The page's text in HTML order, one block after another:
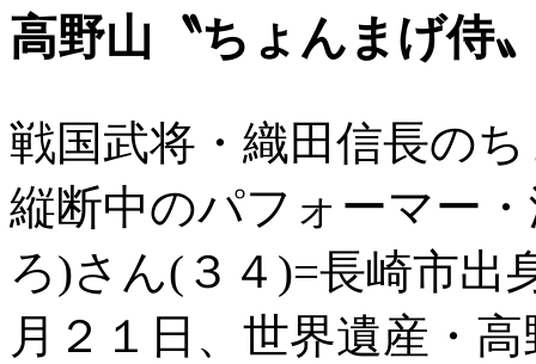
高野山〝ちょんまげ侍
戦国武将・織田信長の
縦断中のパフォーマー
ろ)さん(３４)=長崎市出
月２１日、世界遺産・